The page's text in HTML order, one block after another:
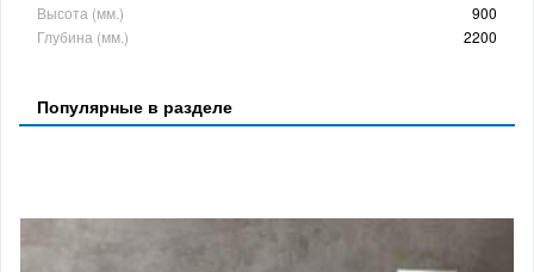
Высота (мм.)
900
Глубина (мм.)
2200
Популярные в разделе